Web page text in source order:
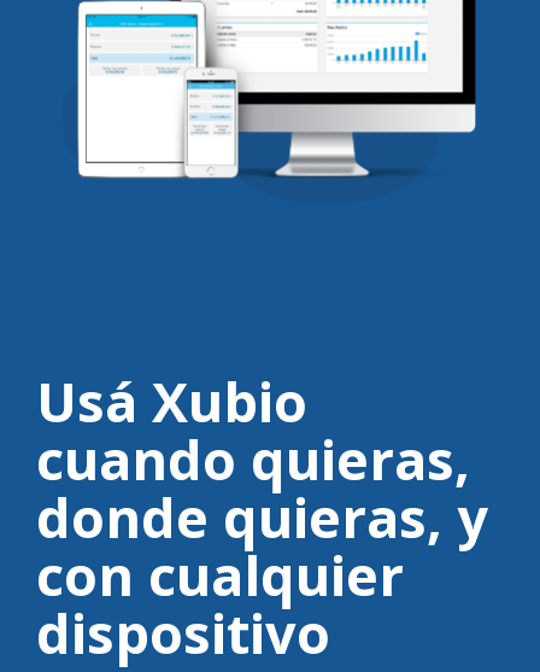
Usá Xubio
cuando quieras,
donde quieras, y
con cualquier
dispositivo